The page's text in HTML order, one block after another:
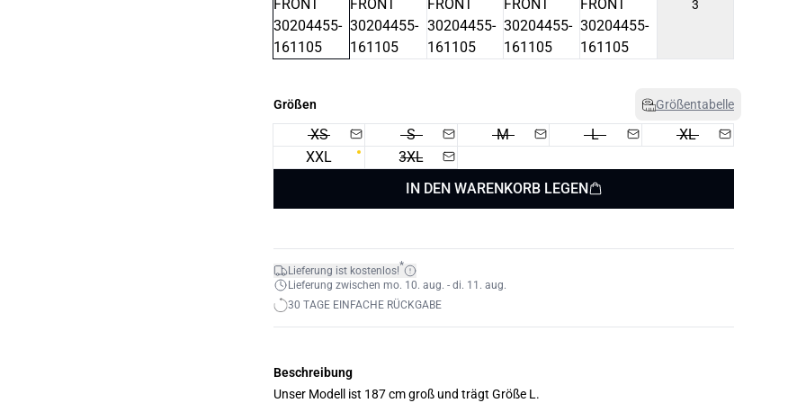
3
Größen Größentabelle
XS S M L
XL
XXL
3XL
IN DEN WARENKORB LEGEN
Lieferung ist kostenlos!*
Lieferung zwischen mo. 10. aug. - di. 11. aug.
30 TAGE EINFACHE RÜCKGABE
Beschreibung
Unser Modell ist 187 cm groß und trägt Größe L.